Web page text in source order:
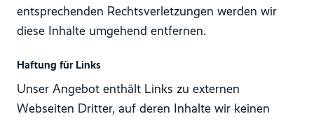
entsprechenden Rechtsverletzungen werden wir
diese Inhalte umgehend entfernen.
Haftung für Links
Unser Angebot enthält Links zu externen
Webseiten Dritter, auf deren Inhalte wir keinen